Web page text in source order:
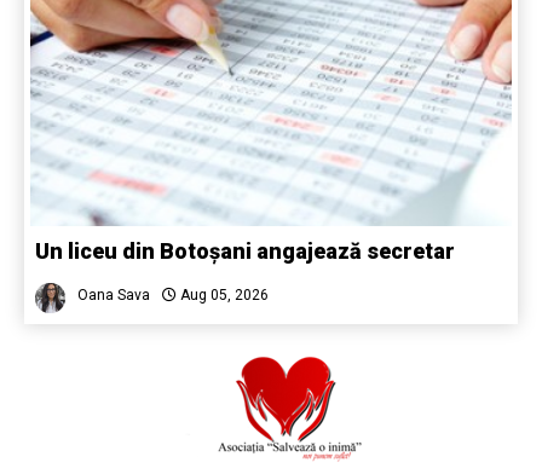
Un liceu din Botoșani angajează secretar
Oana Sava Aug 05, 2026